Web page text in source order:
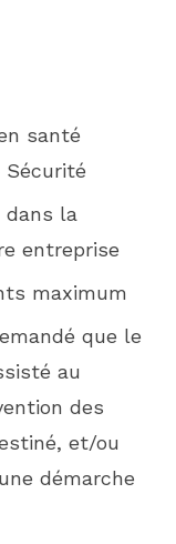
santé
Sécurité
dans la
entreprise
maximum
que le
au
des
et/ou
démarche